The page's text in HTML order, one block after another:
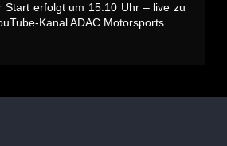
Start erfolgt um 15:10 Uhr – live zu
Kanal ADAC Motorsports.